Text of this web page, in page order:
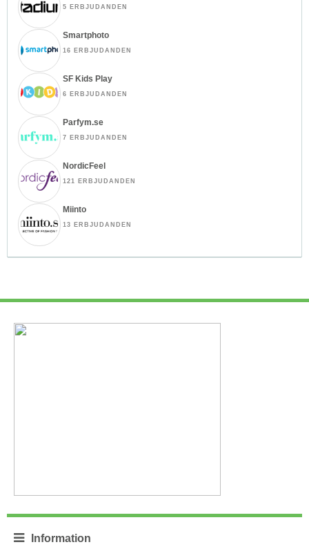
5 ERBJUDANDEN
Smartphoto
16 ERBJUDANDEN
SF Kids Play
6 ERBJUDANDEN
Parfym.se
7 ERBJUDANDEN
NordicFeel
121 ERBJUDANDEN
Miinto
13 ERBJUDANDEN
Information